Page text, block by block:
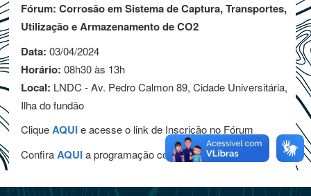
Fórum: Corrosão em Sistema de Captura, Transportes,
Utilização e Armazenamento de CO2
Data: 03/04/2024
Horário: 08h30 às 13h
Local: LNDC - Av. Pedro Calmon 89, Cidade Universitária,
Ilha do fundão
CliqueAQUIe acesse o link de Inscrição no Fórum
ConfiraAQUIa programação completa.